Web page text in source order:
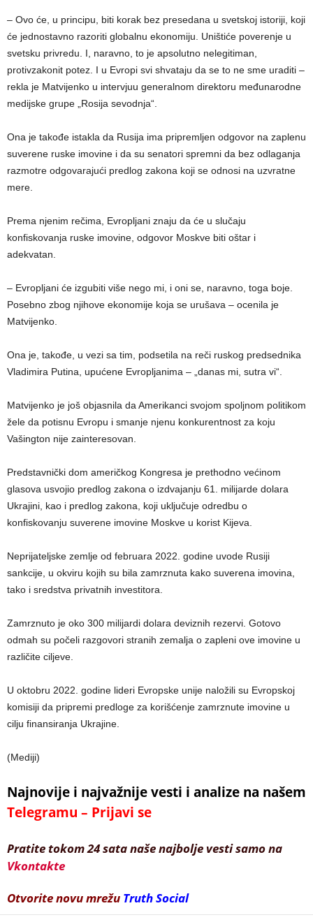
– Ovo će, u principu, biti korak bez presedana u svetskoj istoriji, koji
će jednostavno razoriti globalnu ekonomiju. Uništiće poverenje u
svetsku privredu. I, naravno, to je apsolutno nelegitiman,
protivzakonit potez. I u Evropi svi shvataju da se to ne sme uraditi –
rekla je Matvijenko u intervjuu generalnom direktoru međunarodne
medijske grupe „Rosija sevodnja“.
Ona je takođe istakla da Rusija ima pripremljen odgovor na zaplenu
suverene ruske imovine i da su senatori spremni da bez odlaganja
razmotre odgovarajući predlog zakona koji se odnosi na uzvratne
mere.
Prema njenim rečima, Evropljani znaju da će u slučaju
konfiskovanja ruske imovine, odgovor Moskve biti oštar i
adekvatan.
– Evropljani će izgubiti više nego mi, i oni se, naravno, toga boje.
Posebno zbog njihove ekonomije koja se urušava – ocenila je
Matvijenko.
Ona je, takođe, u vezi sa tim, podsetila na reči ruskog predsednika
Vladimira Putina, upućene Evropljanima – „danas mi, sutra vi“.
Matvijenko je još objasnila da Amerikanci svojom spoljnom politikom
žele da potisnu Evropu i smanje njenu konkurentnost za koju
Vašington nije zainteresovan.
Predstavnički dom američkog Kongresa je prethodno većinom
glasova usvojio predlog zakona o izdvajanju 61. milijarde dolara
Ukrajini, kao i predlog zakona, koji uključuje odredbu o
konfiskovanju suverene imovine Moskve u korist Kijeva.
Neprijateljske zemlje od februara 2022. godine uvode Rusiji
sankcije, u okviru kojih su bila zamrznuta kako suverena imovina,
tako i sredstva privatnih investitora.
Zamrznuto je oko 300 milijardi dolara deviznih rezervi. Gotovo
odmah su počeli razgovori stranih zemalja o zapleni ove imovine u
različite ciljeve.
U oktobru 2022. godine lideri Evropske unije naložili su Evropskoj
komisiji da pripremi predloge za korišćenje zamrznute imovine u
cilju finansiranja Ukrajine.
(Mediji)
Najnovije i najvažnije vesti i analize na našem
Telegramu – Prijavi se
Pratite tokom 24 sata naše najbolje vesti samo na
Vkontakte
Otvorite novu mrežu Truth Social